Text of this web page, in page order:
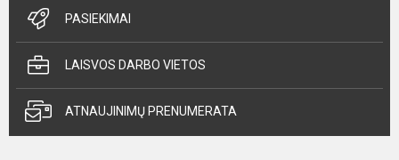
PASIEKIMAI
LAISVOS DARBO VIETOS
ATNAUJINIMŲ PRENUMERATA